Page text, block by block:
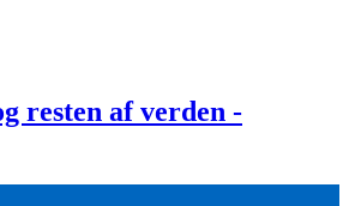
resten af verden -